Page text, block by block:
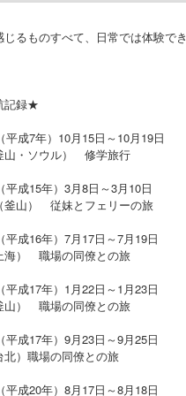
じるものすべて、日常では体験でき
記録★
成7年）10月15日～10月19日
山・ソウル） 修学旅行
成15年）3月8日～3月10日
山） 従妹とフェリーの旅
成16年）7月17日～7月19日
海） 職場の同僚との旅
成17年）1月22日～1月23日
山） 職場の同僚との旅
成17年）9月23日～9月25日
）職場の同僚との旅
成20年）8月17日～8月18日